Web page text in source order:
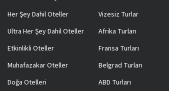
Her Şey Dahil Oteller
Ultra Her Şey Dahil Oteller
Etkinlikli Oteller
Muhafazakar Oteller
Doğa Otelleri
Vizesiz Turlar
Afrika Turları
Fransa Turları
Belgrad Turları
ABD Turları